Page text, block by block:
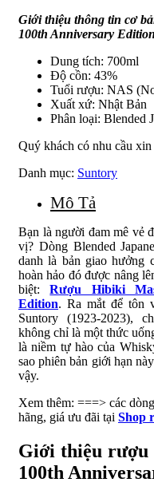
Giới thiệu thông tin cơ
100th Anniversary
Dung tích: 700ml
Độ cồn: 43%
Tuổi rượu: NAS
Xuất xứ: Nhật Bản
Phân loại: Blended
Quý khách có nhu cầu xin
Danh mục: Suntory
Mô Tả
Bạn là người đam mê vẻ
vị? Dòng Blended
danh là bản giao hưởng
hoàn hảo đó được nâng
biệt:Rượu Hibiki
Edition. Ra mắt để tôn
Suntory (1923-2023),
không chỉ là một thức
là niềm tự hào của
sao phiên bản giới hạn
vậy.
Xem thêm: ===> các dòng
hãng, giá ưu đãi tại Shop
Giới thiệu rượu
100th